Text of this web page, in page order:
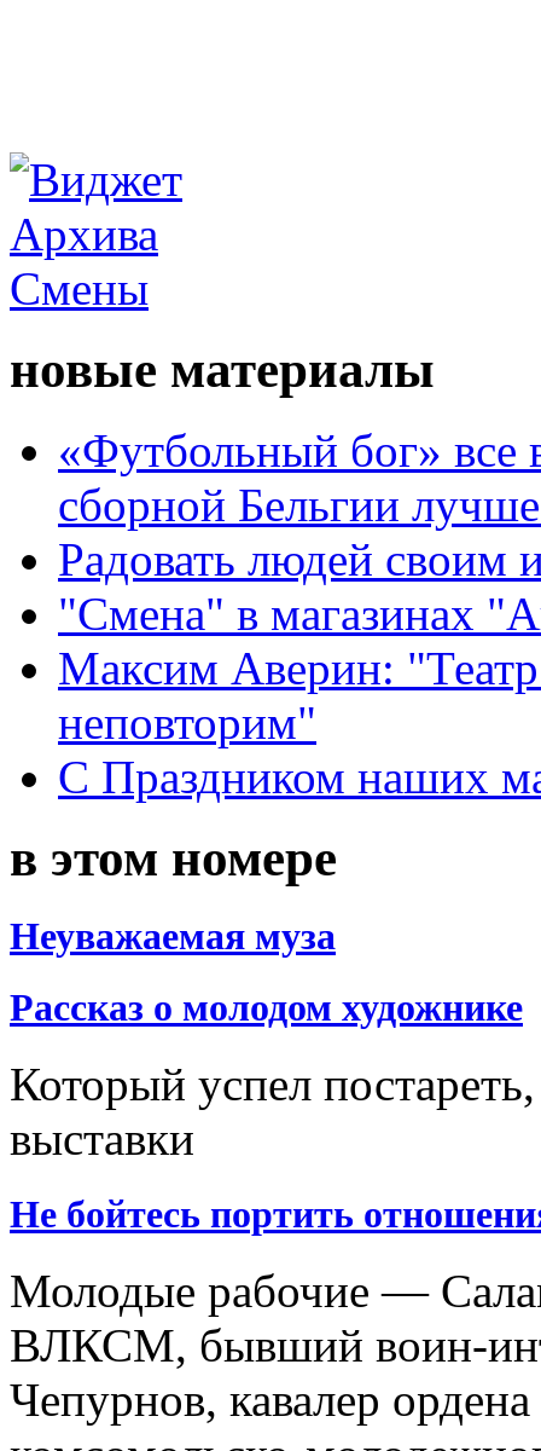
новые материалы
«Футбольный бог» все
сборной Бельгии
Радовать людей своим
"Смена" в магазинах
Максим Аверин:
неповторим"
С Праздником наших
в этом номере
Неуважаемая муза
Рассказ о молодом художнике
Который успел
выставки
Не бойтесь портить
Молодые рабочие —
ВЛКСМ, бывший воин-
Чепурнов, кавалер